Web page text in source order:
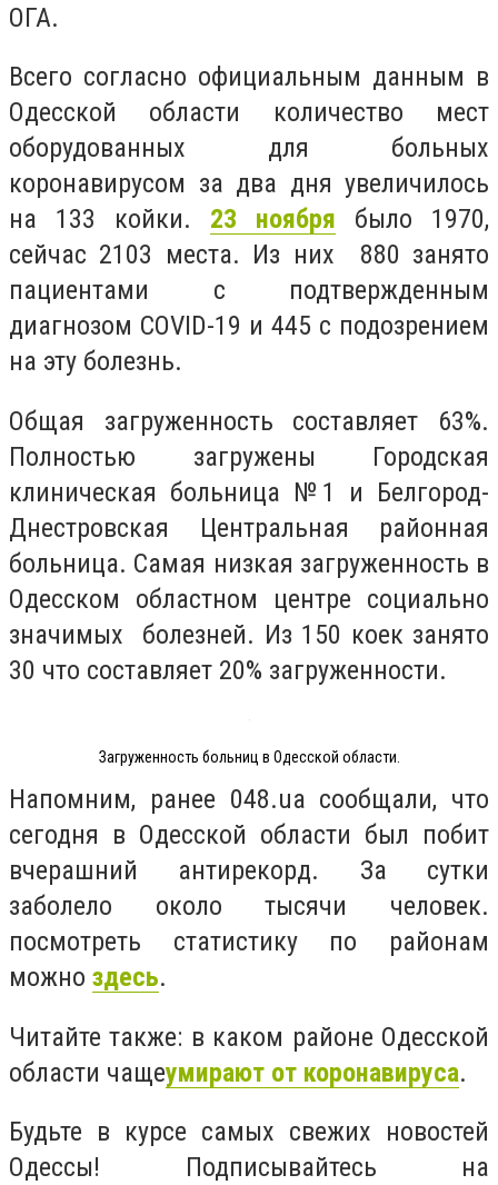
ОГА.
Всего согласно официальным данным в
Одесской области количество мест
оборудованных для больных
коронавирусом за два дня увеличилось
на 133 койки. 23 ноября было 1970,
сейчас 2103 места. Из них 880 занято
пациентами с подтвержденным
диагнозом COVID-19 и 445 с подозрением
на эту болезнь.
Общая загруженность составляет 63%.
Полностью загружены Городская
клиническая больница №1 и Белгород-
Днестровская Центральная районная
больница. Самая низкая загруженность в
Одесском областном центре социально
значимых болезней. Из 150 коек занято
30 что составляет 20% загруженности.
Загруженность больниц в Одесской области.
Напомним, ранее 048.ua сообщали, что
сегодня в Одесской области был побит
вчерашний антирекорд. За сутки
заболело около тысячи человек.
посмотреть статистику по районам
можно здесь.
Читайте также: в каком районе Одесской
области чащеумирают от коронавируса.
Будьте в курсе самых свежих новостей
Одессы! Подписывайтесь на